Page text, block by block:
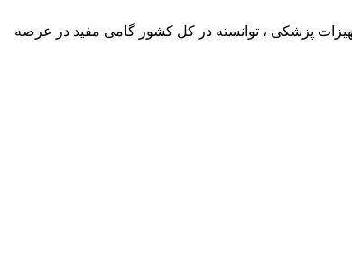
پزشکی ، توانسته در کل کشور گامی مفید در عرصه